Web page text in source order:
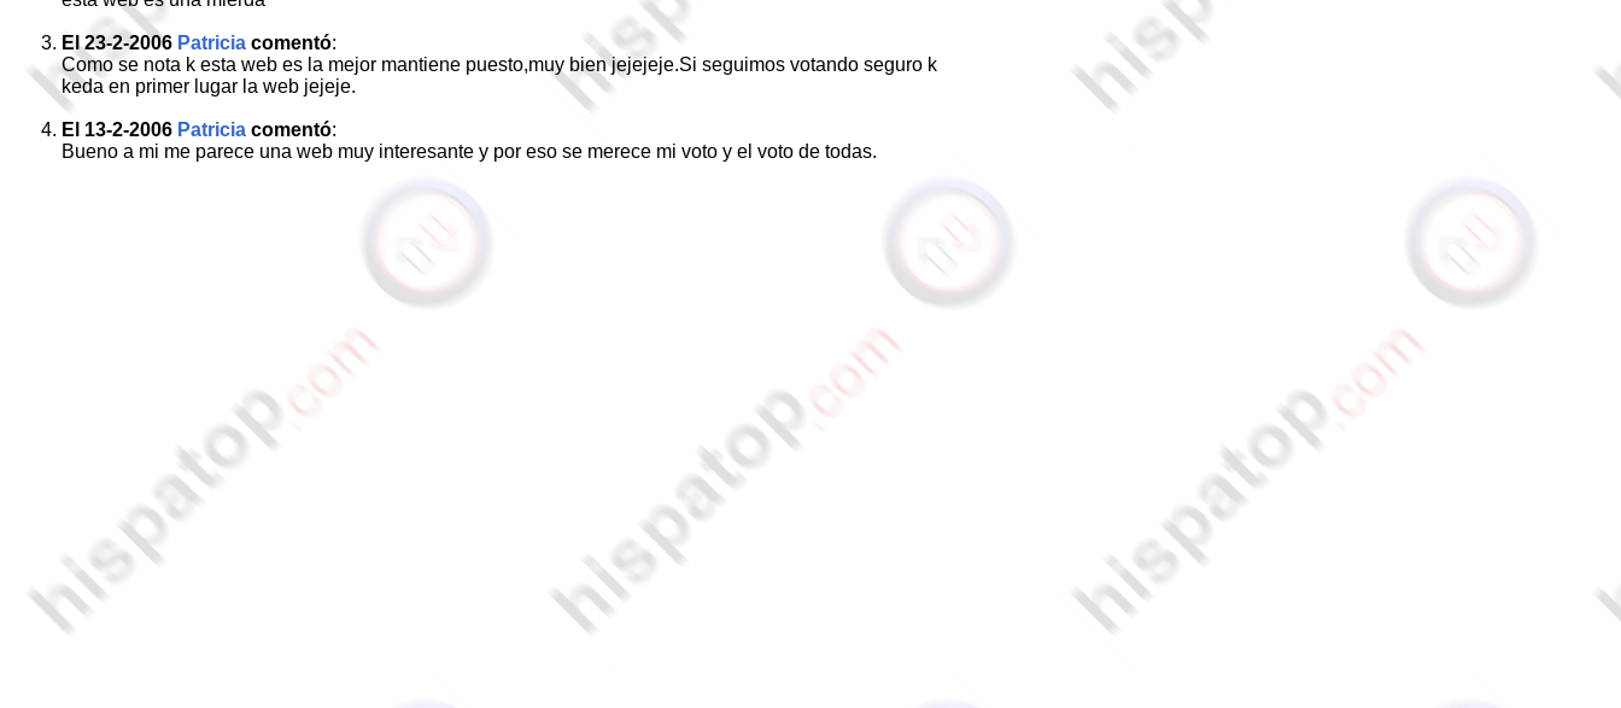
El 23-2-2006 Patricia comentó:
Como se nota k esta web es la mejor mantiene puesto,muy bien jejejeje.Si seguimos votando seguro k
keda en primer lugar la web jejeje.
El 13-2-2006 Patricia comentó:
Bueno a mi me parece una web muy interesante y por eso se merece mi voto y el voto de todas.